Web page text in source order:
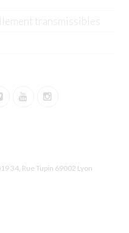
transmissibles
34, Rue Tupin 69002 Lyon